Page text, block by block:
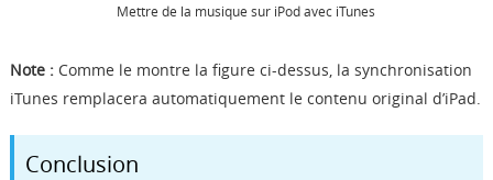
Mettre de la musique sur iPod avec iTunes
Note : Comme le montre la figure ci-dessus, la synchronisation
iTunes remplacera automatiquement le contenu original d’iPad.
Conclusion